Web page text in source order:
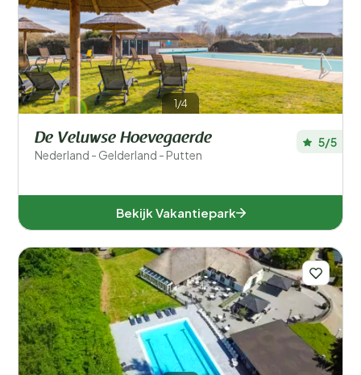
1/4
De Veluwse Hoevegaerde
Nederland - Gelderland - Putten
5/5
Bekijk Vakantiepark